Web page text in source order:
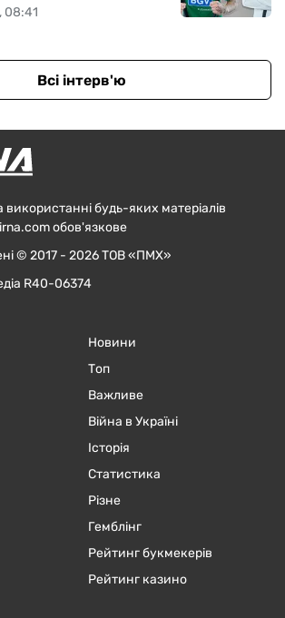
08:41
Всі інтерв'ю
використанні будь-яких матеріалів
обов'язкове
© 2017 - 2026 ТОВ «ПМХ»
R40-06374
Новини
Топ
Важливе
Війна в Україні
Історія
Статистика
Різне
Гемблінг
Рейтинг букмекерів
Рейтинг казино